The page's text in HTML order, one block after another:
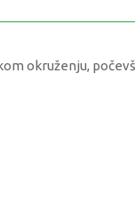
okruženju,